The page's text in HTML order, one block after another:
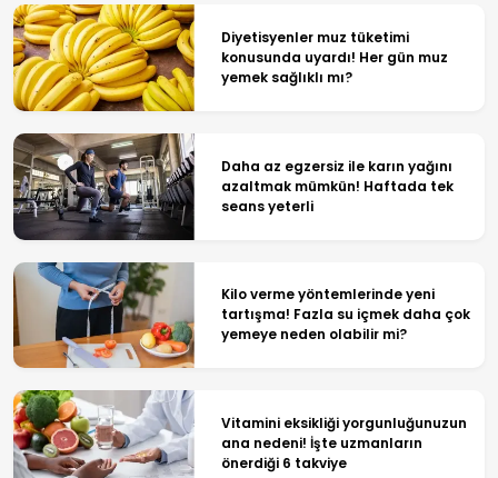
Diyetisyenler muz tüketimi
konusunda uyardı! Her gün muz
yemek sağlıklı mı?
Daha az egzersiz ile karın yağını
azaltmak mümkün! Haftada tek
seans yeterli
Kilo verme yöntemlerinde yeni
tartışma! Fazla su içmek daha çok
yemeye neden olabilir mi?
Vitamini eksikliği yorgunluğunuzun
ana nedeni! İşte uzmanların
önerdiği 6 takviye